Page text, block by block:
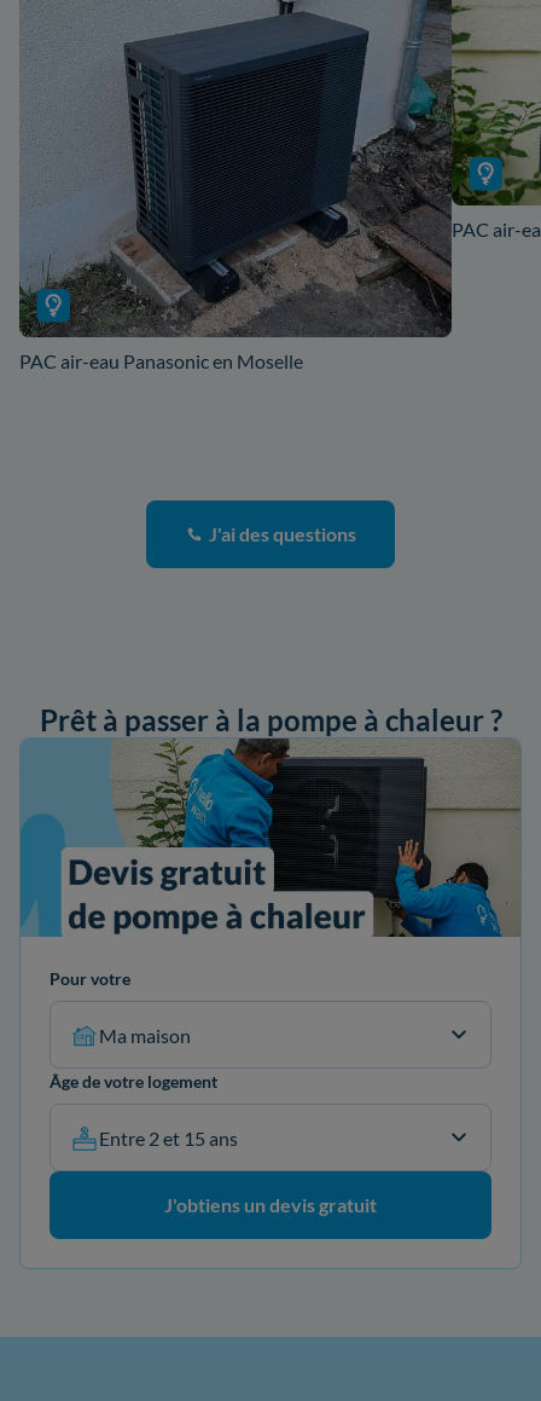
PAC air-eau Panasonic en Moselle
PAC air-
J'ai des questions
Prêt à passer à la pompe à chaleur ?
Pour votre
Ma maison
Âge de votre logement
Entre 2 et 15 ans
J'obtiens un devis gratuit